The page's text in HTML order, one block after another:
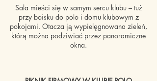
Sala mieści się w samym sercu klubu – tuż
przy boisku do polo i domu klubowym z
pokojami. Otacza ją wypielęgnowana zieleń,
którą można podziwiać przez panoramiczne
okna.